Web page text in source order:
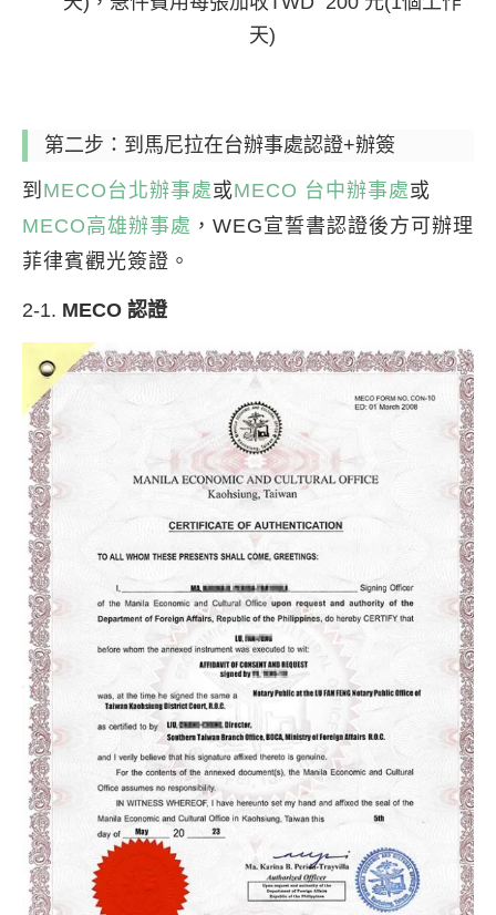
天)
第二步：到馬尼拉在台辦事處認證+辦簽
到 MECO台北辦事處或MECO 台中辦事處或
MECO高雄辦事處 ，WEG宣誓書認證後方可辦理
菲律賓觀光簽證。
2-1. MECO 認證